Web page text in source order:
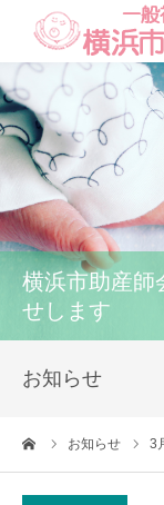
横浜市助産師
せします
お知らせ
お知らせ 3
Home
本会
助産師一覧
養成講座
研修